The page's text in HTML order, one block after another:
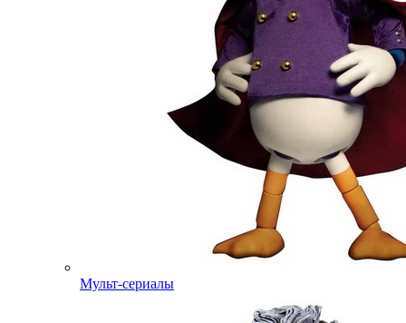
Мульт-сериалы